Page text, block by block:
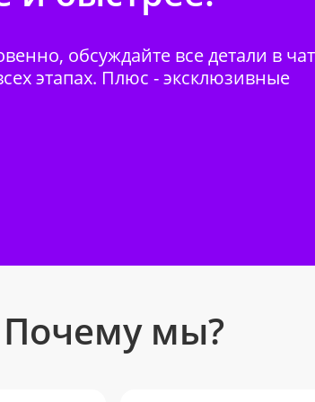
обсуждайте все детали в
этапах. Плюс - эксклюзивные
Почему мы?